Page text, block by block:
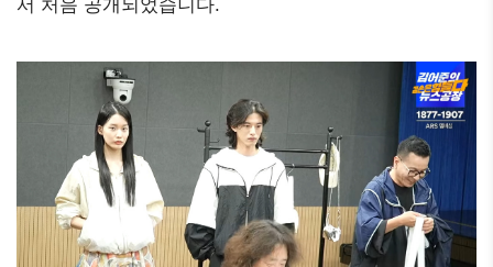
서 처음 공개되었습니다.